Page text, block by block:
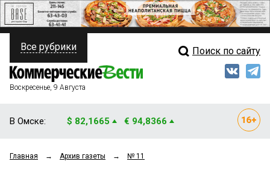
ПОЛИТИКА
ФИНАНСЫ
ОБЩЕСТВО
Свежий выпуск
Все рубрики Поиск по сайту
Воскресенье, 9 Августа
В Омске: $ 82,1665 € 94,8366
Главная → Архив газеты → № 11